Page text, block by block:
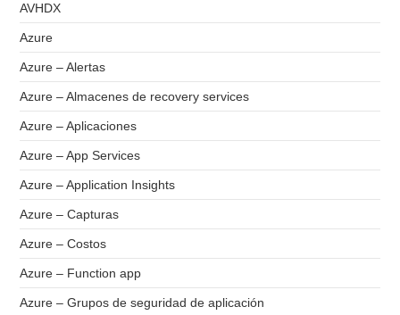
AVHDX
Azure
Azure – Alertas
Azure – Almacenes de recovery services
Azure – Aplicaciones
Azure – App Services
Azure – Application Insights
Azure – Capturas
Azure – Costos
Azure – Function app
Azure – Grupos de seguridad de aplicación